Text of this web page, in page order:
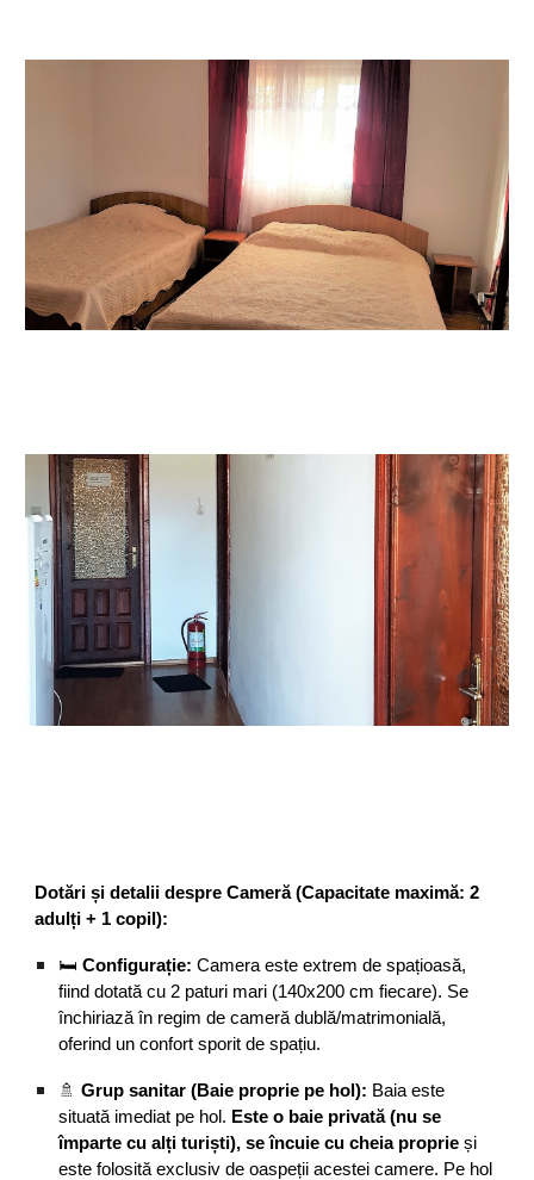
Dotări și detalii despre Cameră (Capacitate maximă: 2
adulți + 1 copil):
🛏️Configurație: Camera este extrem de spațioasă,
fiind dotată cu 2 paturi mari (140x200 cm fiecare). Se
închiriază în regim de cameră dublă/matrimonială,
oferind un confort sporit de spațiu.
🚿Grup sanitar (Baie proprie pe hol): Baia este
situată imediat pe hol. Este o baie privată (nu se
împarte cu alți turiști), se încuie cu cheia proprie și
este folosită exclusiv de oaspeții acestei camere. Pe hol